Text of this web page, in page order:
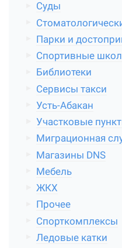
Суды
Парки и
Спортивные
Библиотеки
Сервисы такси
Усть-Абакан
Участковые
Миграционная
Магазины DNS
Мебель
ЖКХ
Прочее
Спорткомплексы
Ледовые катки